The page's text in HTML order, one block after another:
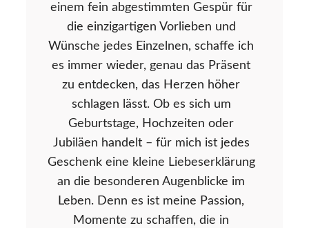
einem fein abgestimmten Gespür für
die einzigartigen Vorlieben und
Wünsche jedes Einzelnen, schaffe ich
es immer wieder, genau das Präsent
zu entdecken, das Herzen höher
schlagen lässt. Ob es sich um
Geburtstage, Hochzeiten oder
Jubiläen handelt – für mich ist jedes
Geschenk eine kleine Liebeserklärung
an die besonderen Augenblicke im
Leben. Denn es ist meine Passion,
Momente zu schaffen, die in